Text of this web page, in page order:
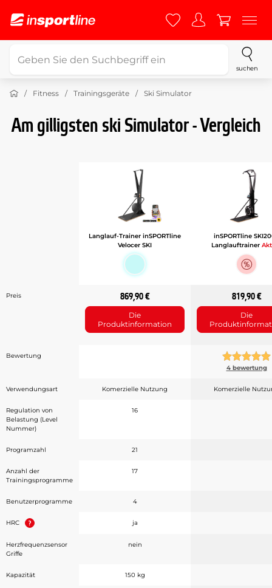
suchen
Fitness Trainingsgeräte Ski Simulator
Am gilligsten ski Simulator - Vergleich
Langlauf-Trainer inSPORTline
Velocer SKI
inSPORTline
Langlauftrainer
Preis 869,90 €
Die
Produktinformation
819,90 €
Die
Bewertung
4 bewertung
Verwendungsart Komerzielle Nutzung Komerzielle
Regulation von
Belastung (Level
Nummer)
16
Programzahl 21
Anzahl der
Trainingsprogramme
17
Benutzerprogramme 4
HRC ja
Herzfrequenzsensor
Griffe
nein
Kapazität 150 kg